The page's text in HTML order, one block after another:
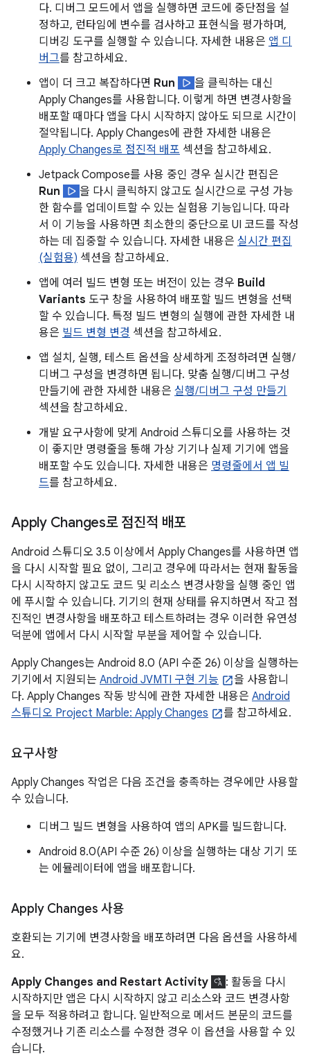
다. 디버그 모드에서 앱을 실행하면 코드에 중단점을 설
정하고, 런타임에 변수를 검사하고 표현식을 평가하며,
디버깅 도구를 실행할 수 있습니다. 자세한 내용은 앱 디
버그를 참고하세요.
앱이 더 크고 복잡하다면 Run
을 클릭하는 대신
Apply Changes를 사용합니다. 이렇게 하면 변경사항을
배포할 때마다 앱을 다시 시작하지 않아도 되므로 시간이
절약됩니다. Apply Changes에 관한 자세한 내용은
Apply Changes로 점진적 배포 섹션을 참고하세요.
Jetpack Compose를 사용 중인 경우 실시간 편집은
Run
을 다시 클릭하지 않고도 실시간으로 구성 가능
한 함수를 업데이트할 수 있는 실험용 기능입니다. 따라
서 이 기능을 사용하면 최소한의 중단으로 UI 코드를 작성
하는 데 집중할 수 있습니다. 자세한 내용은 실시간 편집
(실험용) 섹션을 참고하세요.
앱에 여러 빌드 변형 또는 버전이 있는 경우 Build
Variants 도구 창을 사용하여 배포할 빌드 변형을 선택
할 수 있습니다. 특정 빌드 변형의 실행에 관한 자세한 내
용은 빌드 변형 변경 섹션을 참고하세요.
앱 설치, 실행, 테스트 옵션을 상세하게 조정하려면 실행/
디버그 구성을 변경하면 됩니다. 맞춤 실행/디버그 구성
만들기에 관한 자세한 내용은 실행/디버그 구성 만들기
섹션을 참고하세요.
개발 요구사항에 맞게 Android 스튜디오를 사용하는 것
이 좋지만 명령줄을 통해 가상 기기나 실제 기기에 앱을
배포할 수도 있습니다. 자세한 내용은 명령줄에서 앱 빌
드를 참고하세요.
Apply Changes로 점진적 배포
Android 스튜디오 3.5 이상에서 Apply Changes를 사용하면 앱
을 다시 시작할 필요 없이, 그리고 경우에 따라서는 현재 활동을
다시 시작하지 않고도 코드 및 리소스 변경사항을 실행 중인 앱
에 푸시할 수 있습니다. 기기의 현재 상태를 유지하면서 작고 점
진적인 변경사항을 배포하고 테스트하려는 경우 이러한 유연성
덕분에 앱에서 다시 시작할 부분을 제어할 수 있습니다.
Apply Changes는 Android 8.0 (API 수준 26) 이상을 실행하는
기기에서 지원되는 Android JVMTI 구현 기능
을 사용합니
다. Apply Changes 작동 방식에 관한 자세한 내용은 Android
스튜디오 Project Marble: Apply Changes
를 참고하세요.
요구사항
Apply Changes 작업은 다음 조건을 충족하는 경우에만 사용할
수 있습니다.
디버그 빌드 변형을 사용하여 앱의 APK를 빌드합니다.
Android 8.0(API 수준 26) 이상을 실행하는 대상 기기 또
는 에뮬레이터에 앱을 배포합니다.
Apply Changes 사용
호환되는 기기에 변경사항을 배포하려면 다음 옵션을 사용하세
요.
Apply Changes and Restart Activity
: 활동을 다시
시작하지만 앱은 다시 시작하지 않고 리소스와 코드 변경사항
을 모두 적용하려고 합니다. 일반적으로 메서드 본문의 코드를
수정했거나 기존 리소스를 수정한 경우 이 옵션을 사용할 수 있
습니다.